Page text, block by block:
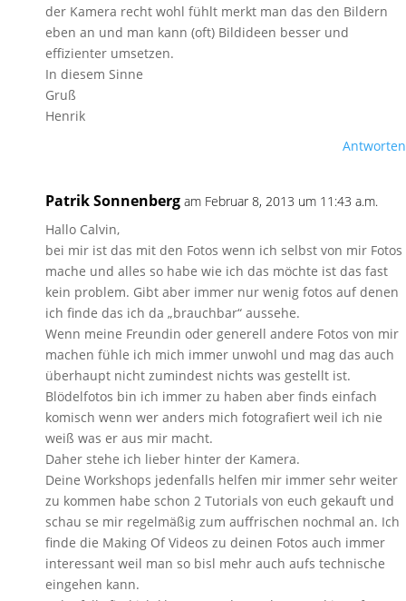
der Kamera recht wohl fühlt merkt man das den Bildern
eben an und man kann (oft) Bildideen besser und
effizienter umsetzen.
In diesem Sinne
Gruß
Henrik
Antworten
Patrik Sonnenberg am Februar 8, 2013 um 11:43 a.m.
Hallo Calvin,
bei mir ist das mit den Fotos wenn ich selbst von mir Fotos
mache und alles so habe wie ich das möchte ist das fast
kein problem. Gibt aber immer nur wenig fotos auf denen
ich finde das ich da „brauchbar“ aussehe.
Wenn meine Freundin oder generell andere Fotos von mir
machen fühle ich mich immer unwohl und mag das auch
überhaupt nicht zumindest nichts was gestellt ist.
Blödelfotos bin ich immer zu haben aber finds einfach
komisch wenn wer anders mich fotografiert weil ich nie
weiß was er aus mir macht.
Daher stehe ich lieber hinter der Kamera.
Deine Workshops jedenfalls helfen mir immer sehr weiter
zu kommen habe schon 2 Tutorials von euch gekauft und
schau se mir regelmäßig zum auffrischen nochmal an. Ich
finde die Making Of Videos zu deinen Fotos auch immer
interessant weil man so bisl mehr auch aufs technische
eingehen kann.